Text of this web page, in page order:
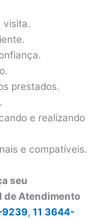
visita.
prestados.
.
e realizando
e compatíveis.
seu
de Atendimento
9239,11 3644-